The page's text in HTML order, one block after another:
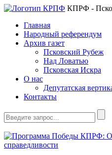
КПРФ -
Главная
Народный референдум
Архив газет
Псковский Рубеж
Над Ловатью
Псковская Искра
О нас
Депутатская
Контакты